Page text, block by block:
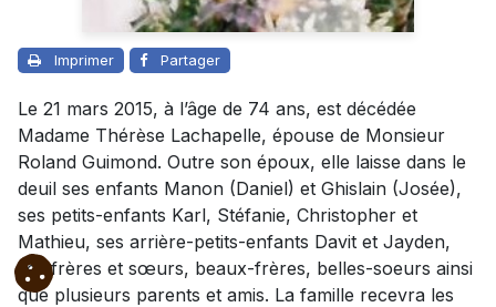
Imprimer Partager
Le 21 mars 2015, à l’âge de 74 ans, est décédée
Madame Thérèse Lachapelle, épouse de Monsieur
Roland Guimond. Outre son époux, elle laisse dans le
deuil ses enfants Manon (Daniel) et Ghislain (Josée),
ses petits-enfants Karl, Stéfanie, Christopher et
Mathieu, ses arrière-petits-enfants Davit et Jayden,
ses frères et sœurs, beaux-frères, belles-soeurs ainsi
que plusieurs parents et amis. La famille recevra les